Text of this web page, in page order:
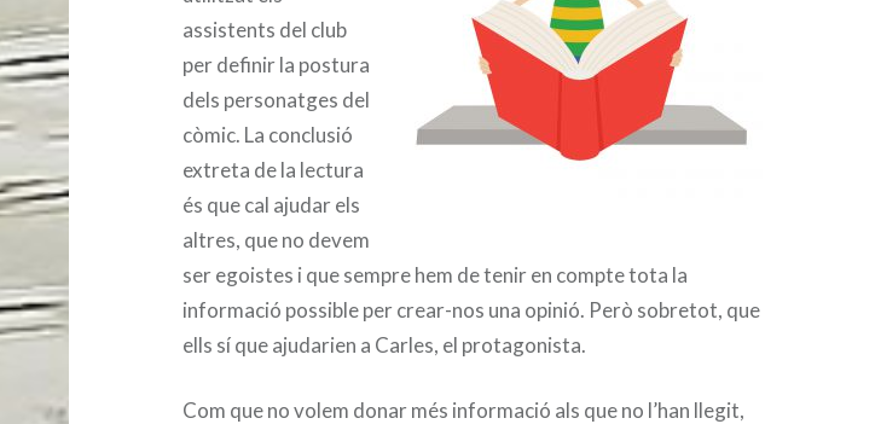
assistents del club
per definir la postura
dels personatges del
còmic. La conclusió
extreta de la lectura
és que cal ajudar els
altres, que no devem
ser egoistes i que sempre hem de tenir en compte tota la
informació possible per crear-nos una opinió. Però sobretot, que
ells sí que ajudarien a Carles, el protagonista.
Com que no volem donar més informació als que no l’han llegit,